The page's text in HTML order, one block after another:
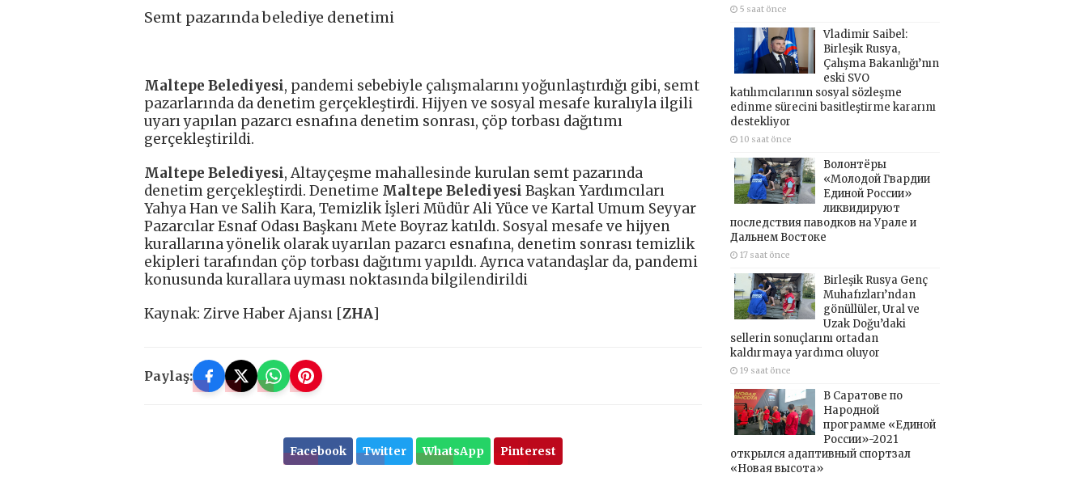
Semt pazarında belediye denetimi
Maltepe Belediyesi, pandemi sebebiyle çalışmalarını yoğunlaştırdığı gibi, semt
pazarlarında da denetim gerçekleştirdi. Hijyen ve sosyal mesafe kuralıyla ilgili
uyarı yapılan pazarcı esnafına denetim sonrası, çöp torbası dağıtımı
gerçekleştirildi.
Maltepe Belediyesi, Altayçeşme mahallesinde kurulan semt pazarında
denetim gerçekleştirdi. Denetime Maltepe Belediyesi Başkan Yardımcıları
Yahya Han ve Salih Kara, Temizlik İşleri Müdür Ali Yüce ve Kartal Umum Seyyar
Pazarcılar Esnaf Odası Başkanı Mete Boyraz katıldı. Sosyal mesafe ve hijyen
kurallarına yönelik olarak uyarılan pazarcı esnafına, denetim sonrası temizlik
ekipleri tarafından çöp torbası dağıtımı yapıldı. Ayrıca vatandaşlar da, pandemi
konusunda kurallara uyması noktasında bilgilendirildi
Kaynak: Zirve Haber Ajansı [ZHA]
Paylaş:
Facebook Twitter WhatsApp Pinterest
5 saat önce
Vladimir Saibel:
Birleşik Rusya,
Çalışma Bakanlığı’nın
eski SVO
katılımcılarının sosyal sözleşme
edinme sürecini basitleştirme kararını
destekliyor
10 saat önce
Волонтёры
«Молодой Гвардии
Единой России»
ликвидируют
последствия паводков на Урале и
Дальнем Востоке
17 saat önce
Birleşik Rusya Genç
Muhafızları’ndan
gönüllüler, Ural ve
Uzak Doğu’daki
sellerin sonuçlarını ortadan
kaldırmaya yardımcı oluyor
19 saat önce
В Саратове по
Народной
программе «Единой
России»-2021
открылся адаптивный спортзал
«Новая высота»